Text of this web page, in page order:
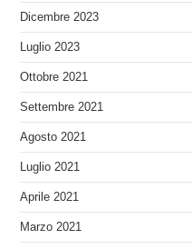
Dicembre 2023
Luglio 2023
Ottobre 2021
Settembre 2021
Agosto 2021
Luglio 2021
Aprile 2021
Marzo 2021